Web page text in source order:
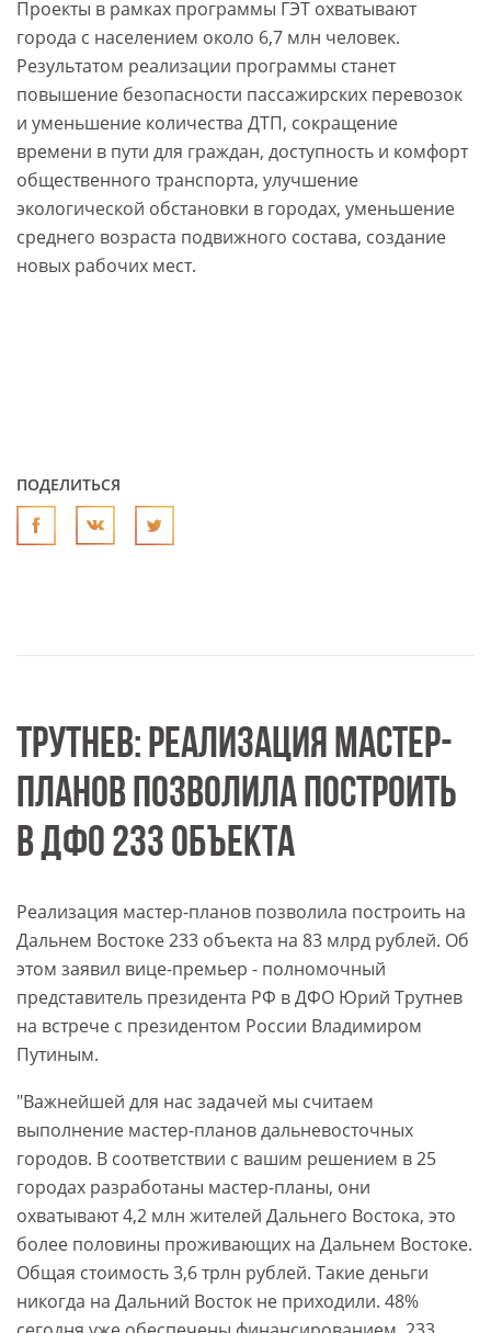
Проекты в рамках программы ГЭТ охватывают
города с населением около 6,7 млн человек.
Результатом реализации программы станет
повышение безопасности пассажирских перевозок
и уменьшение количества ДТП, сокращение
времени в пути для граждан, доступность и комфорт
общественного транспорта, улучшение
экологической обстановки в городах, уменьшение
среднего возраста подвижного состава, создание
новых рабочих мест.
ПОДЕЛИТЬСЯ
ТРУТНЕВ: РЕАЛИЗАЦИЯ МАСТЕР-
ПЛАНОВ ПОЗВОЛИЛА ПОСТРОИТЬ
В ДФО 233 ОБЪЕКТА
Реализация мастер-планов позволила построить на
Дальнем Востоке 233 объекта на 83 млрд рублей. Об
этом заявил вице-премьер - полномочный
представитель президента РФ в ДФО Юрий Трутнев
на встрече с президентом России Владимиром
Путиным.
"Важнейшей для нас задачей мы считаем
выполнение мастер-планов дальневосточных
городов. В соответствии с вашим решением в 25
городах разработаны мастер-планы, они
охватывают 4,2 млн жителей Дальнего Востока, это
более половины проживающих на Дальнем Востоке.
Общая стоимость 3,6 трлн рублей. Такие деньги
никогда на Дальний Восток не приходили. 48%